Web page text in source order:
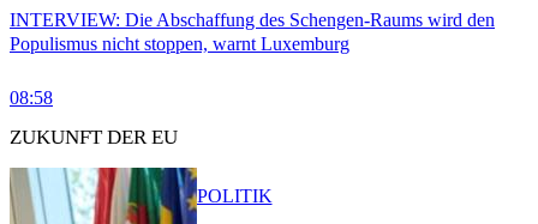
INTERVIEW: Die Abschaffung des Schengen-Raums wird den
Populismus nicht stoppen, warnt Luxemburg
08:58
ZUKUNFT DER EU
POLITIK